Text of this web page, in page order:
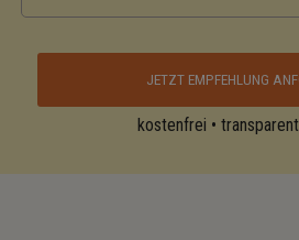
kostenfrei •